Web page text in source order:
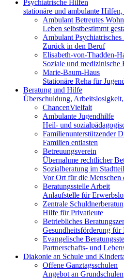
Psychiatrische Hilfen
stationäre und ambulante
Ambulant Betreutes
Leben selbstbestimmt
Ambulant Psychiatrisches
Zurück in den Beruf
Elisabeth-von-Thadden-
Soziale und medizinische
Marie-Baum-Haus
Stationäre Reha für
Beratung und Hilfe
Überschuldung,
ChancenVielfalt
Ambulante Jugendhilfe
Heil- und
Familienunterstützender
Familien entlasten
Betreuungsverein
Übernahme rechtlicher
Sozialberatung im Stadtteil
Vor Ort für die Menschen
Beratungsstelle Arbeit
Anlaufstelle für
Zentrale
Hilfe für Privatleute
Betriebliches
Gesundheitsförderung für
Evangelische
Partnerschafts- und
Diakonie an Schule und
Offene Ganztagsschulen
Angebot an Grundschulen